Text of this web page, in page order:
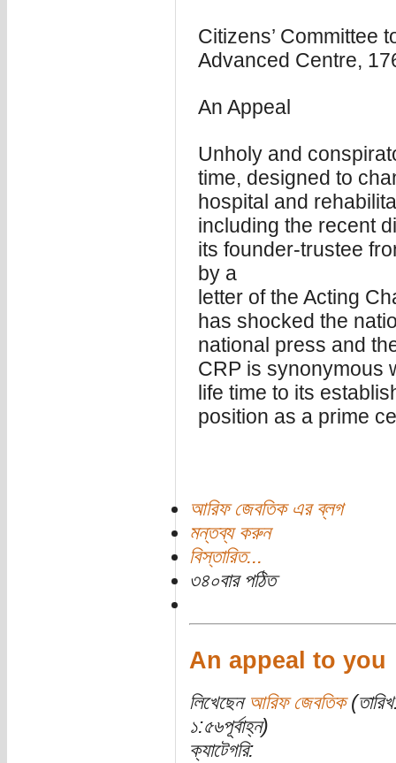
Citizens’ Committee
Advanced Centre,
An Appeal
Unholy and
time, designed to
hospital and
including the recent
its founder-trustee
by a
letter of the Acting
has shocked the
national press and
CRP is synonymous
life time to its
position as a prime
আরিফ জেবতিক এর ব্লগ
মন্তব্য করুন
বিস্তারিত...
৩৪০বার পঠিত
An appeal to you
লিখেছেন আরিফ জেবতিক
১:৫৬পূর্বাহ্ন)
ক্যাটেগরি: